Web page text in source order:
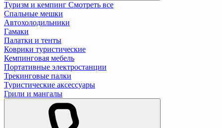
Туризм и кемпинг Смотреть все
Спальные мешки
Автохолодильники
Гамаки
Палатки и тенты
Коврики туристические
Кемпинговая мебель
Портативные электростанции
Трекинговые палки
Туристические аксессуары
Грили и мангалы